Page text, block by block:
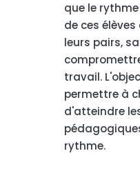
que le
de ces
leurs pairs,
travail.
permettre à
d'atteindre
rythme.